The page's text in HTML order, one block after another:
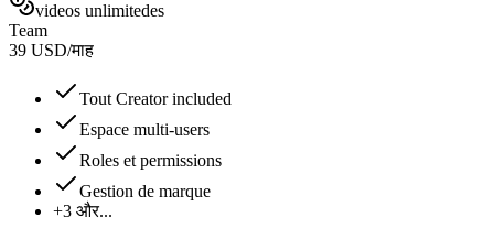
videos unlimitedes
Team
39 USD/माह
Tout Creator included
Espace multi-users
Roles et permissions
Gestion de marque
+3 और...